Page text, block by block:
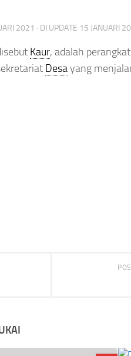
2021 · DI UPDATE 15 JANUARI
Kaur, adalah perangkat
Desayang